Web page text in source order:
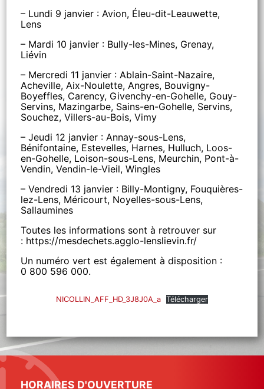
– Lundi 9 janvier : Avion, Éleu-dit-Leauwette,
Lens
– Mardi 10 janvier : Bully-les-Mines, Grenay,
Liévin
– Mercredi 11 janvier : Ablain-Saint-Nazaire,
Acheville, Aix-Noulette, Angres, Bouvigny-
Boyeffles, Carency, Givenchy-en-Gohelle, Gouy-
Servins, Mazingarbe, Sains-en-Gohelle, Servins,
Souchez, Villers-au-Bois, Vimy
– Jeudi 12 janvier : Annay-sous-Lens,
Bénifontaine, Estevelles, Harnes, Hulluch, Loos-
en-Gohelle, Loison-sous-Lens, Meurchin, Pont-à-
Vendin, Vendin-le-Vieil, Wingles
– Vendredi 13 janvier : Billy-Montigny, Fouquières-
lez-Lens, Méricourt, Noyelles-sous-Lens,
Sallaumines
Toutes les informations sont à retrouver sur
: https://mesdechets.agglo-lenslievin.fr/
Un numéro vert est également à disposition :
0 800 596 000.
NICOLLIN_AFF_HD_3J8J0A_a Télécharger
HORAIRES D'OUVERTURE